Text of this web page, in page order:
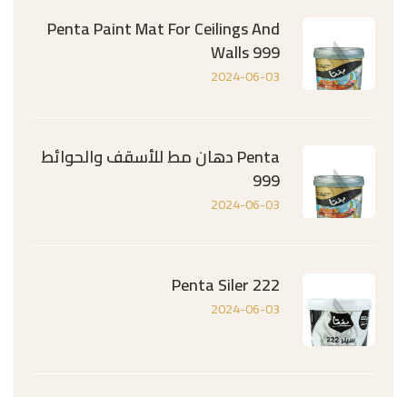
Penta Paint Mat For Ceilings And
Walls 999
2024-06-03
Penta دهان مط للأسقف والحوائط
999
2024-06-03
Penta Siler 222
2024-06-03